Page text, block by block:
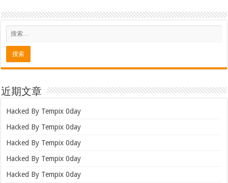
近期文章
Hacked By Tempix 0day
Hacked By Tempix 0day
Hacked By Tempix 0day
Hacked By Tempix 0day
Hacked By Tempix 0day